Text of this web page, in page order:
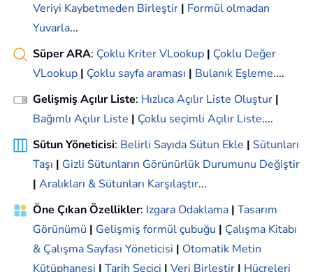
Veriyi Kaybetmeden Birleştir | Formül olmadan
Yuvarla...
Süper ARA: Çoklu Kriter VLookup | Çoklu Değer
VLookup | Çoklu sayfa araması | Bulanık Eşleme....
Gelişmiş Açılır Liste: Hızlıca Açılır Liste Oluştur |
Bağımlı Açılır Liste | Çoklu seçimli Açılır Liste....
Sütun Yöneticisi: Belirli Sayıda Sütun Ekle | Sütunları
Taşı | Gizli Sütunların Görünürlük Durumunu Değiştir
| Aralıkları & Sütunları Karşılaştır...
Öne Çıkan Özellikler: Izgara Odaklama | Tasarım
Görünümü | Gelişmiş formül çubuğu | Çalışma Kitabı
& Çalışma Sayfası Yöneticisi | Otomatik Metin
Kütüphanesi | Tarih Seçici | Veri Birleştir | Hücreleri